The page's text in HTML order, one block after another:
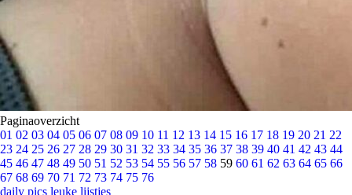
Paginaoverzicht
01 02 03 04 05 06 07 08 09 10 11 12 13 14 15 16 17 18 19 20 21 22
23 24 25 26 27 28 29 30 31 32 33 34 35 36 37 38 39 40 41 42 43 44
45 46 47 48 49 50 51 52 53 54 55 56 57 58 59 60 61 62 63 64 65 66
67 68 69 70 71 72 73 74 75 76
daily pics leuke lijstjes